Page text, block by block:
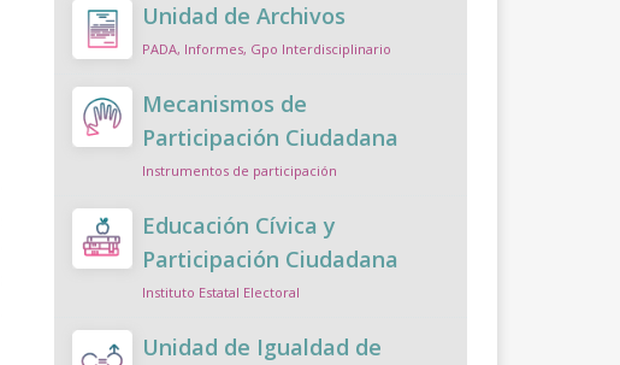
Unidad de Archivos
PADA, Informes, Gpo Interdisciplinario
Mecanismos de
Participación Ciudadana
Instrumentos de participación
Educación Cívica y
Participación Ciudadana
Instituto Estatal Electoral
Unidad de Igualdad de